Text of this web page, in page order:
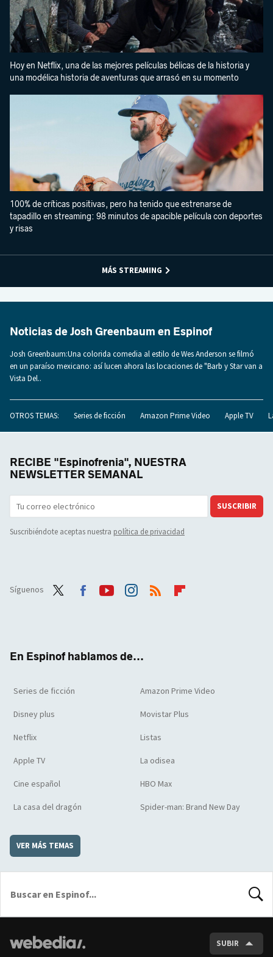
Hoy en Netflix, una de las mejores películas bélicas de la historia y
una modélica historia de aventuras que arrasó en su momento
100% de críticas positivas, pero ha tenido que estrenarse de
tapadillo en streaming: 98 minutos de apacible película con deportes
y risas
MÁS STREAMING
Noticias de Josh Greenbaum en Espinof
Josh Greenbaum:Una colorida comedia al estilo de Wes Anderson se filmó
en un paraíso mexicano: así lucen ahora las locaciones de "Barb y Star van a
Vista Del..
OTROS TEMAS: Series de ficción Amazon Prime Video Apple TV
RECIBE "Espinofrenia", NUESTRA
NEWSLETTER SEMANAL
SUSCRIBIR
Suscribiéndote aceptas nuestra política de privacidad
Síguenos
En Espinof hablamos de...
Series de ficción Amazon Prime Video
Disney plus Movistar Plus
Netflix Listas
Apple TV La odisea
Cine español HBO Max
La casa del dragón Spider-man: Brand New Day
VER MÁS TEMAS
SUBIR